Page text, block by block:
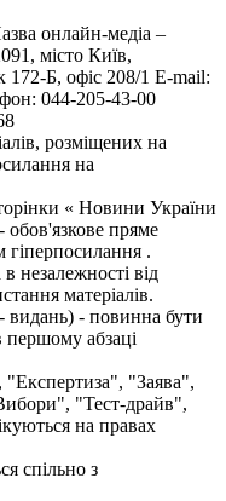
онлайн-медіа –
місто Київ,
Б, офіс 208/1 E-mail:
044-205-43-00
розміщених на
на
« Новини України
обов'язкове пряме
гіперпосилання .
незалежності від
матеріалів.
видань) - повинна бути
першому абзаці
"Заява",
"Тест-драйв",
на правах
спільно з